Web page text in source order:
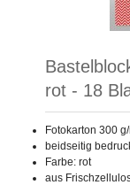
rot - 18
Fotokarton 300 g/
beidseitig
Farbe: rot
aus